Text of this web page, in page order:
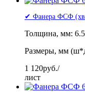
✔ Фанера ФСФ
Толщина, мм: 6.5
Размеры, мм
1 120руб./
лист